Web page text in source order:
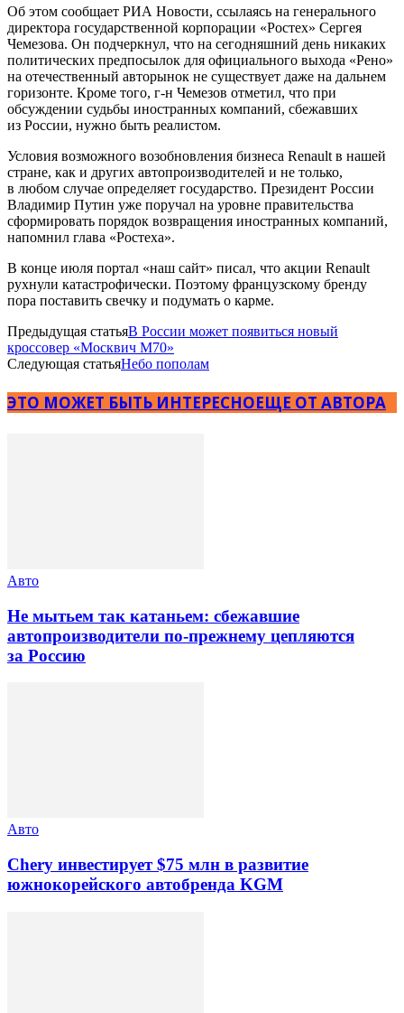
Об этом сообщает РИА Новости, ссылаясь на генерального
директора государственной корпорации «Ростех» Сергея
Чемезова. Он подчеркнул, что на сегодняшний день никаких
политических предпосылок для официального выхода «Рено»
на отечественный авторынок не существует даже на дальнем
горизонте. Кроме того, г-н Чемезов отметил, что при
обсуждении судьбы иностранных компаний, сбежавших
из России, нужно быть реалистом.
Условия возможного возобновления бизнеса Renault в нашей
стране, как и других автопроизводителей и не только,
в любом случае определяет государство. Президент России
Владимир Путин уже поручал на уровне правительства
сформировать порядок возвращения иностранных компаний,
напомнил глава «Ростеха».
В конце июля портал «наш сайт» писал, что акции Renault
рухнули катастрофически. Поэтому французскому бренду
пора поставить свечку и подумать о карме.
Предыдущая статьяВ России может появиться новый
кроссовер «Москвич М70»
Следующая статьяНебо пополам
ЭТО МОЖЕТ БЫТЬ ИНТЕРЕСНОЕЩЕ ОТ АВТОРА
Авто
Не мытьем так катаньем: сбежавшие
автопроизводители по-прежнему цепляются
за Россию
Авто
Chery инвестирует $75 млн в развитие
южнокорейского автобренда KGM